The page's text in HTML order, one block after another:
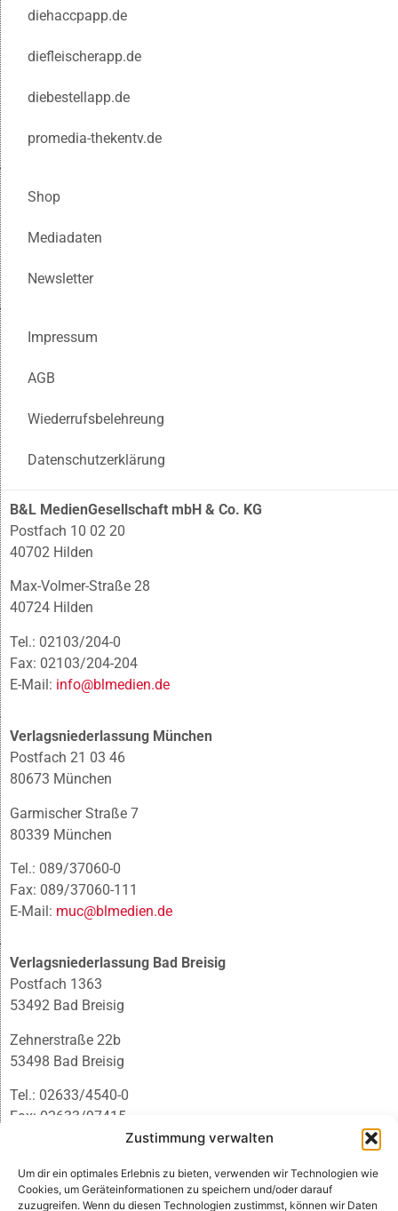
Zustimmung verwalten
Um dir ein optimales Erlebnis zu bieten, verwenden wir Technologien wie
Cookies, um Geräteinformationen zu speichern und/oder darauf
zuzugreifen. Wenn du diesen Technologien zustimmst, können wir Daten
diehaccpapp.de
diefleischerapp.de
diebestellapp.de
promedia-thekentv.de
Shop
Mediadaten
Newsletter
Impressum
AGB
Wiederrufsbelehreung
Datenschutzerklärung
B&L MedienGesellschaft mbH & Co. KG
Postfach 10 02 20
40702 Hilden
Max-Volmer-Straße 28
40724 Hilden
Tel.: 02103/204-0
Fax: 02103/204-204
E-Mail: info@blmedien.de
Verlagsniederlassung München
Postfach 21 03 46
80673 München
Garmischer Straße 7
80339 München
Tel.: 089/37060-0
Fax: 089/37060-111
E-Mail: muc@blmedien.de
Verlagsniederlassung Bad Breisig
Postfach 1363
53492 Bad Breisig
Zehnerstraße 22b
53498 Bad Breisig
Tel.: 02633/4540-0
Fax: 02633/97415
infobb@blmedien.de